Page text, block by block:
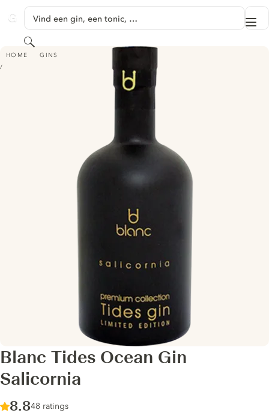
GINVENTORY
Vind een gin, een tonic, …
Zoeken
HOME GINS
BLANC TIDES OCEAN GIN SALICORNIA
Blanc Tides Ocean Gin
Salicornia
Score :
8.8/ 10
48 ratings